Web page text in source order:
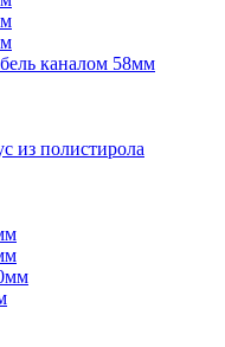
каналом 58мм
из полистирола